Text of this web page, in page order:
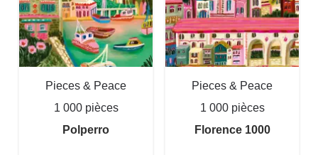
Pieces & Peace
1 000 pièces
Polperro
Pieces & Peace
1 000 pièces
Florence 1000